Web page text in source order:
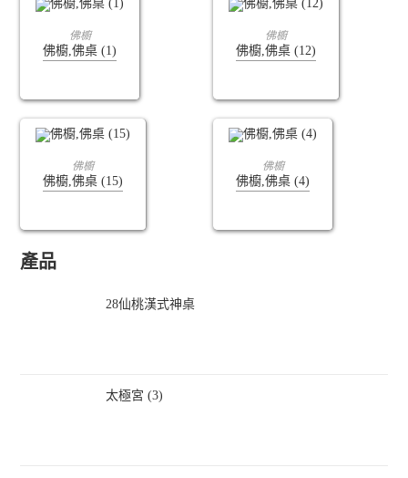
查看內容
佛櫥
佛櫥,佛桌 (1)
查看內容
佛櫥
佛櫥,佛桌 (12)
查看內容
佛櫥
佛櫥,佛桌 (15)
查看內容
佛櫥
佛櫥,佛桌 (4)
產品
28仙桃漢式神桌
太極宮 (3)